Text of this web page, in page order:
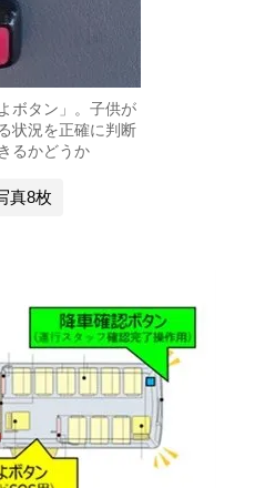
ボタン」。子供が
状況を正確に判断
るかどうか
真8枚